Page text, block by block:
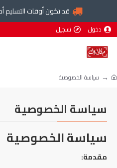
قد تكون أوقات التسليم
دخول
تسجيل
سياسة الخصوصية
سياسة الخصوصية
سياسة الخصوصية
مقدمة: